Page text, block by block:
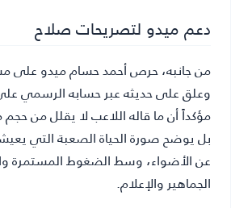
دعم ميدو لتصريحات صلاح
من جانبه، حرص أحمد حسام ميدو على
وعلق على حديثه عبر حسابه الرسمي
مؤكداً أن ما قاله اللاعب لا يقلل من حجم
بل يوضح صورة الحياة الصعبة التي
عن الأضواء، وسط الضغوط المستمرة
الجماهير والإعلام.